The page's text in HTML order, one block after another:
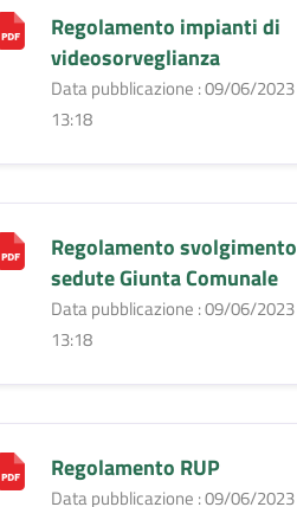
Regolamento impianti di
videosorveglianza
Data pubblicazione : 09/06/2023
13:18
Regolamento svolgimento
sedute Giunta Comunale
Data pubblicazione : 09/06/2023
13:18
Regolamento RUP
Data pubblicazione : 09/06/2023